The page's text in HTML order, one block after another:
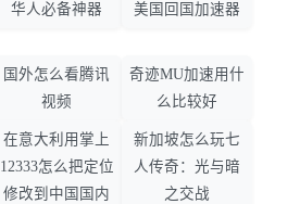
华人必备神器 美国回国加速器
国外怎么看腾讯
视频
奇迹MU加速用什
么比较好
在意大利用掌上
12333怎么把定位
修改到中国国内
新加坡怎么玩七
人传奇：光与暗
之交战